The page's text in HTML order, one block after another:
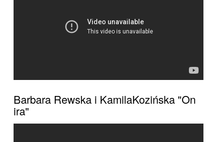
Barbara Rewska i KamilaKozińska "On
ira"